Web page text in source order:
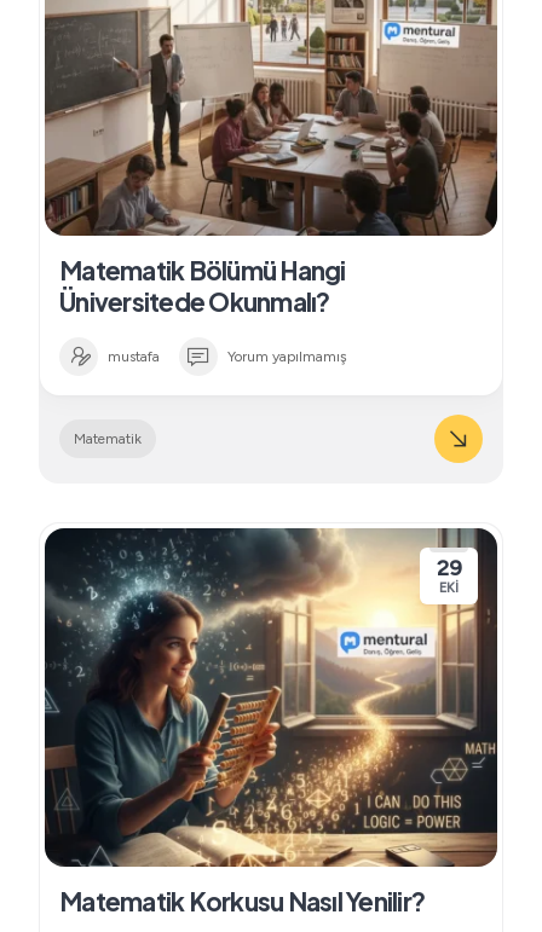
Matematik Bölümü Hangi
Üniversitede Okunmalı?
mustafa Yorum yapılmamış
Matematik
29
EKI
Matematik Korkusu Nasıl Yenilir?